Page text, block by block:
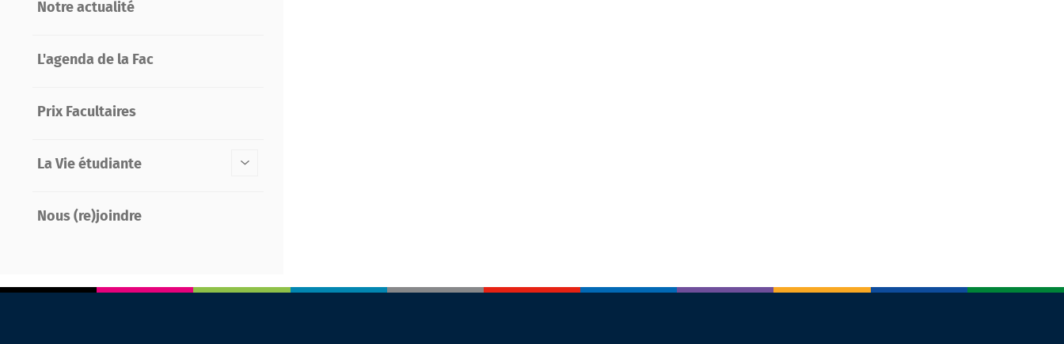
Notre actualité
L'agenda de la Fac
Prix Facultaires
La Vie étudiante
Nous (re)joindre